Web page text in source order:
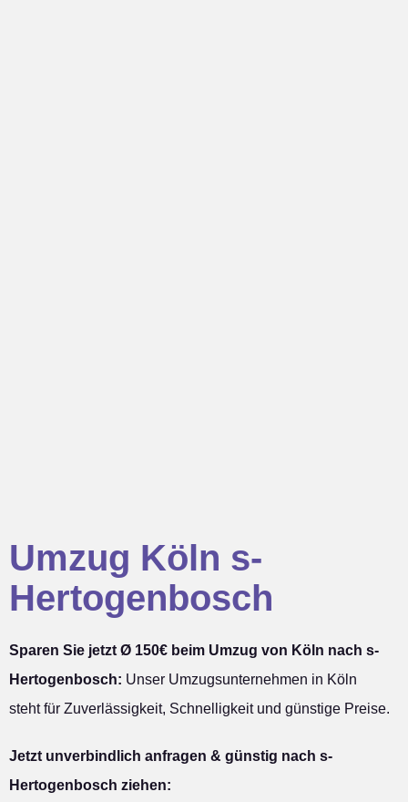
Umzug Köln s-
Hertogenbosch
Sparen Sie jetzt Ø 150€ beim Umzug von Köln nach s-
Hertogenbosch: Unser Umzugsunternehmen in Köln
steht für Zuverlässigkeit, Schnelligkeit und günstige Preise.
Jetzt unverbindlich anfragen & günstig nach s-
Hertogenbosch ziehen: